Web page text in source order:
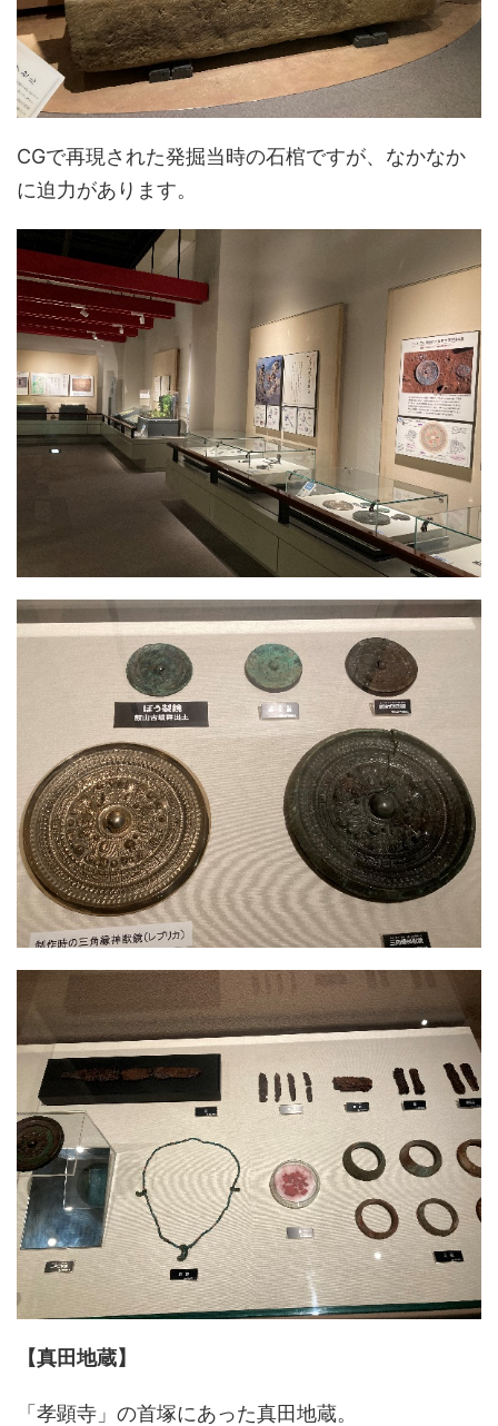
CGで再現された発掘当時の石棺ですが、なかなか
に迫力があります。
【真田地蔵】
「孝顕寺」の首塚にあった真田地蔵。